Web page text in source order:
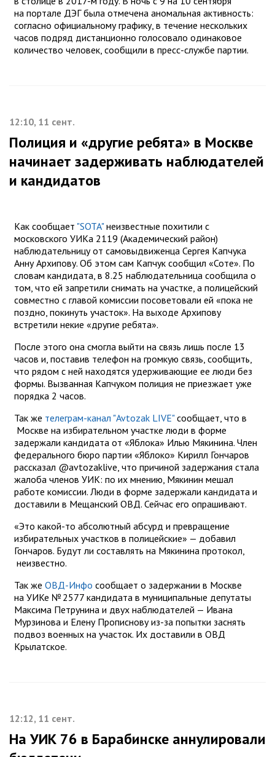
на портале ДЭГ была отмечена аномальная активность:
согласно официальному графику, в течение нескольких
часов подряд дистанционно голосовало одинаковое
количество человек, сообщили в пресс-службе партии.
12:10, 11 сент.
Полиция и «другие ребята» в Москве
начинает задерживать наблюдателей
и кандидатов
Как сообщает "SOTA"неизвестные похитили с
московского УИКа 2119 (Академический район)
наблюдательницу от самовыдвиженца Сергея Капчука
Анну Архипову. Об этом сам Капчук сообщил «Соте». По
словам кандидата, в 8.25 наблюдательница сообщила о
том, что ей запретили снимать на участке, а полицейский
совместно с главой комиссии посоветовали ей «пока не
поздно, покинуть участок». На выходе Архипову
встретили некие «другие ребята».
После этого она смогла выйти на связь лишь после 13
часов и, поставив телефон на громкую связь, сообщить,
что рядом с ней находятся удерживающие ее люди без
формы. Вызванная Капчуком полиция не приезжает уже
порядка 2 часов.
Так же телеграм-канал "Avtozak LIVE"сообщает, что в
Москве на избирательном участке люди в форме
задержали кандидата от «Яблока» Илью Мякинина. Член
федерального бюро партии «Яблоко» Кирилл Гончаров
рассказал @avtozaklive, что причиной задержания стала
жалоба членов УИК: по их мнению, Мякинин мешал
работе комиссии. Люди в форме задержали кандидата и
доставили в Мещанский ОВД. Сейчас его опрашивают.
«Это какой-то абсолютный абсурд и превращение
избирательных участков в полицейские» — добавил
Гончаров. Будут ли составлять на Мякинина протокол,
неизвестно.
Так же ОВД-Инфо сообщает о задержании в Москве
на УИКе № 2577 кандидата в муниципальные депутаты
Максима Петрунина и двух наблюдателей — Ивана
Мурзинова и Елену Прописнову из-за попытки заснять
подвоз военных на участок. Их доставили в ОВД
Крылатское.
12:12, 11 сент.
На УИК 76 в Барабинске аннулировали